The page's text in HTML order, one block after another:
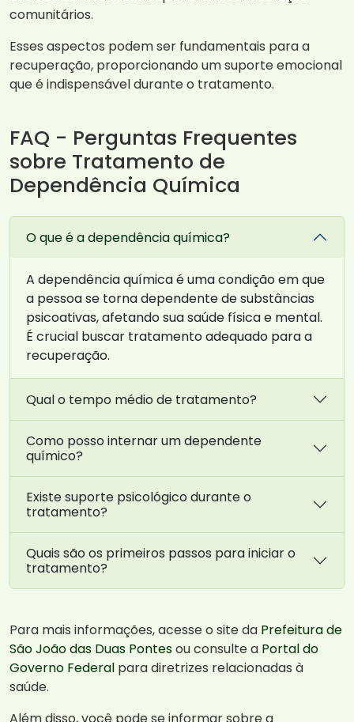
comunitários.
Esses aspectos podem ser fundamentais para a
recuperação, proporcionando um suporte emocional
que é indispensável durante o tratamento.
FAQ - Perguntas Frequentes
sobre Tratamento de
Dependência Química
O que é a dependência química?
A dependência química é uma condição em que
a pessoa se torna dependente de substâncias
psicoativas, afetando sua saúde física e mental.
É crucial buscar tratamento adequado para a
recuperação.
Qual o tempo médio de tratamento?
Como posso internar um dependente
químico?
Existe suporte psicológico durante o
tratamento?
Quais são os primeiros passos para iniciar o
tratamento?
Para mais informações, acesse o site da Prefeitura de
São João das Duas Pontesou consulte a Portal do
Governo Federal para diretrizes relacionadas à
saúde.